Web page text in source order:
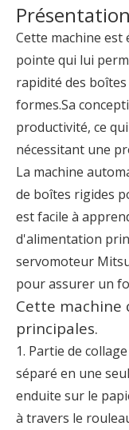
Cette machine est
pointe qui lui
rapidité des
formes.Sa
productivité, ce
nécessitant une
La machine
de boîtes rigides
est facile à
d'alimentation
servomoteur
pour assurer un
Cette machine
principales.
1. Partie de
séparé en une
enduite sur le
à travers le